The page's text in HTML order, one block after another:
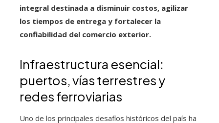
integral destinada a disminuir costos, agilizar
los tiempos de entrega y fortalecer la
confiabilidad del comercio exterior.
Infraestructura esencial:
puertos, vías terrestres y
redes ferroviarias
Uno de los principales desafíos históricos del país ha